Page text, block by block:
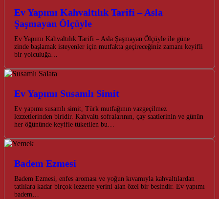
Ev Yapımı Kahvaltılık Tarifi – Asla
Şaşmayan Ölçüyle
Ev Yapımı Kahvaltılık Tarifi – Asla Şaşmayan Ölçüyle ile güne
zinde başlamak isteyenler için mutfakta geçireceğiniz zamanı keyifli
bir yolculuğa…
Ev Yapımı Susamlı Simit
Ev yapımı susamlı simit, Türk mutfağının vazgeçilmez
lezzetlerinden biridir. Kahvaltı sofralarının, çay saatlerinin ve günün
her öğününde keyifle tüketilen bu…
Badem Ezmesi
Badem Ezmesi, enfes aroması ve yoğun kıvamıyla kahvaltılardan
tatlılara kadar birçok lezzette yerini alan özel bir besindir. Ev yapımı
badem…